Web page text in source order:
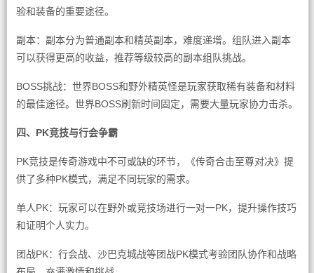
验和装备的重要途径。
副本：副本分为普通副本和精英副本，难度递增。组队进入副本
可以获得更高的收益，推荐等级较高的副本组队挑战。
BOSS挑战：世界BOSS和野外精英怪是玩家获取稀有装备和材料
的最佳途径。世界BOSS刷新时间固定，需要大量玩家协力击杀。
四、PK竞技与行会争霸
PK竞技是传奇游戏中不可或缺的环节，《传奇合击至尊对决》提
供了多种PK模式，满足不同玩家的需求。
单人PK：玩家可以在野外或竞技场进行一对一PK，提升操作技巧
和证明个人实力。
团战PK：行会战、沙巴克城战等团战PK模式考验团队协作和战略